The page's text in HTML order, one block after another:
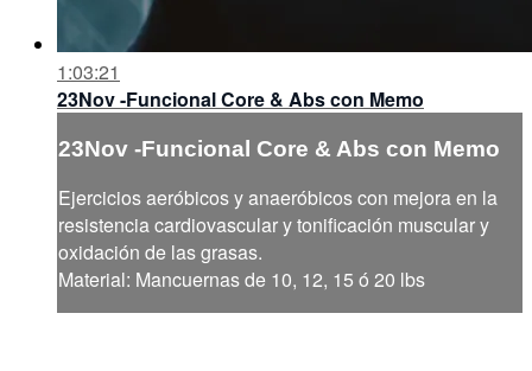
1:03:21
23Nov -Funcional Core & Abs con Memo
23Nov -Funcional Core & Abs con Memo
Ejercicios aeróbicos y anaeróbicos con mejora en la
resistencia cardiovascular y tonificación muscular y
oxidación de las grasas.
Material: Mancuernas de 10, 12, 15 ó 20 lbs